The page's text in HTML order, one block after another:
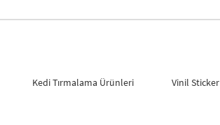
Kedi Tırmalama Ürünleri Vinil Sticker